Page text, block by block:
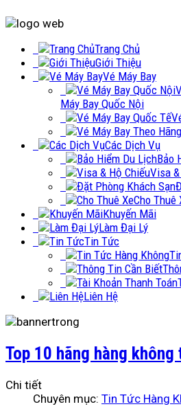
Trang Chủ
Giới Thiệu
Vé Máy Bay
Máy Bay Quốc Nội
Các Dịch Vụ
Bảo
Visa
Cho Thuê
Khuyến Mãi
Làm Đại Lý
Tin Tức
Liên Hệ
Top 10 hãng hàng
Chi tiết
Chuyên mục: Tin Tức Hàng